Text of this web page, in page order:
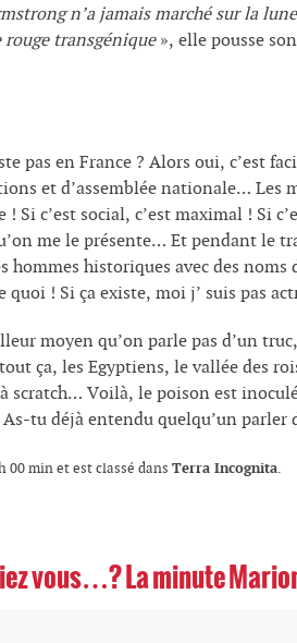
n’a jamais marché sur la
rouge transgénique», elle pousse
pas en France ? Alors oui, c’est
et d’assemblée nationale… Les
Si c’est social, c’est maximal ! Si
me le présente… Et pendant le
historiques avec des noms
quoi ! Si ça existe, moi j’ suis pas
moyen qu’on parle pas d’un
ça, les Egyptiens, le vallée des
scratch… Voilà, le poison est
tu déjà entendu quelqu’un parler
00 min et est classé dans Terra Incognita.
vous…? La minute